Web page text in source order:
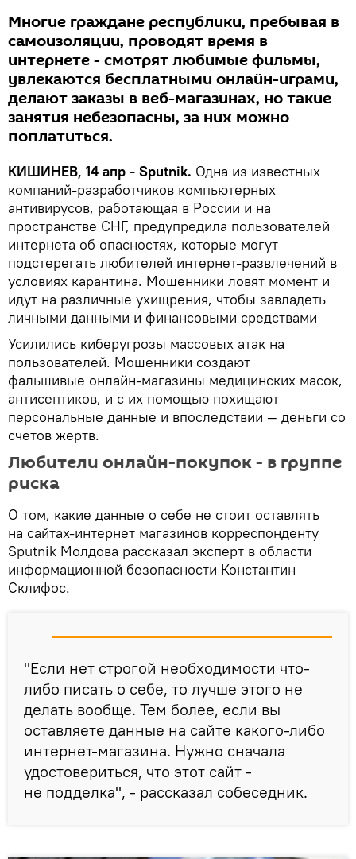
Многие граждане республики, пребывая в
самоизоляции, проводят время в
интернете - смотрят любимые фильмы,
увлекаются бесплатными онлайн-играми,
делают заказы в веб-магазинах, но такие
занятия небезопасны, за них можно
поплатиться.
КИШИНЕВ, 14 апр - Sputnik. Одна из известных
компаний-разработчиков компьютерных
антивирусов, работающая в России и на
пространстве СНГ, предупредила пользователей
интернета об опасностях, которые могут
подстерегать любителей интернет-развлечений в
условиях карантина. Мошенники ловят момент и
идут на различные ухищрения, чтобы завладеть
личными данными и финансовыми средствами
Усилились киберугрозы массовых атак на
пользователей. Мошенники создают
фальшивые онлайн-магазины медицинских масок,
антисептиков, и с их помощью похищают
персональные данные и впоследствии — деньги со
счетов жертв.
Любители онлайн-покупок - в группе
риска
О том, какие данные о себе не стоит оставлять
на сайтах-интернет магазинов корреспонденту
Sputnik Молдова рассказал эксперт в области
информационной безопасности Константин
Склифос.
"Если нет строгой необходимости что-
либо писать о себе, то лучше этого не
делать вообще. Тем более, если вы
оставляете данные на сайте какого-либо
интернет-магазина. Нужно сначала
удостовериться, что этот сайт -
не подделка", - рассказал собеседник.